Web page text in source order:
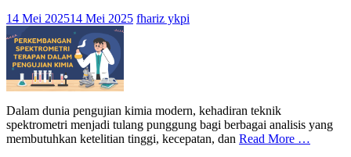
14 Mei 202514 Mei 2025 fhariz ykpi
Dalam dunia pengujian kimia modern, kehadiran teknik
spektrometri menjadi tulang punggung bagi berbagai analisis yang
membutuhkan ketelitian tinggi, kecepatan, dan Read More …